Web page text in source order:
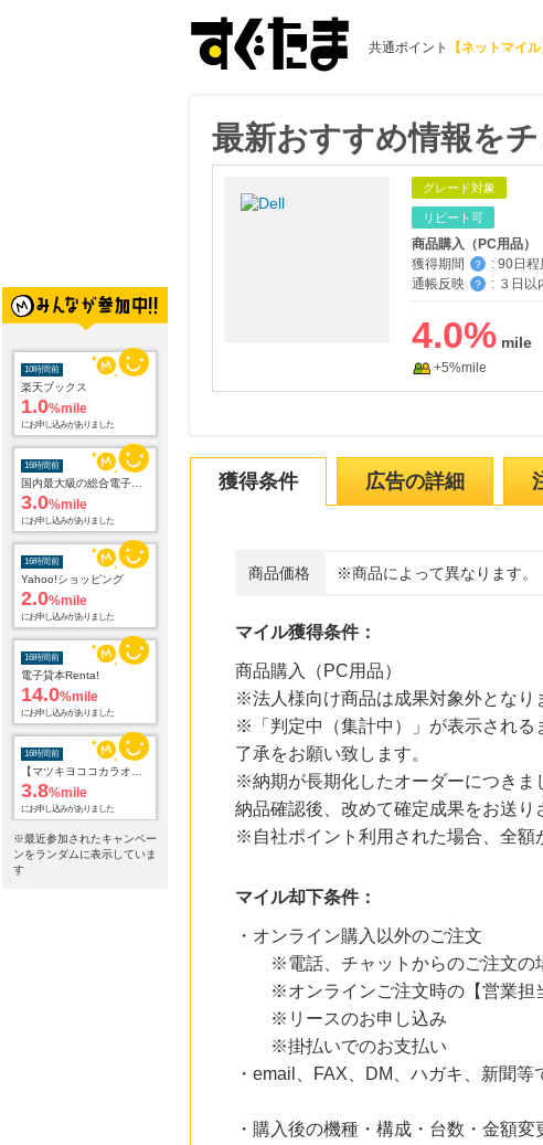
共通ポイント 【ネットマイル
10時間前
楽天ブックス
1.0%mile
16時間前
3.0 %mile
にお申し込みがありました
16時間前
Yahoo!ショッピング
2.0 %mile
にお申し込みがありました
16時間前
電子貸本Renta!
14.0%mile
にお申し込みがありました
16時間前
3.8 %mile
にお申し込みがありました
16時間前
1.0 %mile
にお申し込みがありました
16時間前
※最近参加されたキャンペー
ンをランダムに表示していま
す
最新おすすめ情報をチ
グレード対象
リピート可
商品購入（PC用品）
獲得期間
？ : 90日程
通帳反映
？ : ３日以
4.0%
+5%mile
獲得条件 広告の詳細
商品価格 ※商品によって異なります。
マイル獲得条件：
商品購入（PC用品）
※法人様向け商品は成果対象外となり
※「判定中（集計中）」が表示される
了承をお願い致します。
※納期が長期化したオーダーにつきま
納品確認後、改めて確定成果をお送り
※自社ポイント利用された場合、全額
マイル却下条件：
・オンライン購入以外のご注文
※電話、チャットからのご注文の
※オンラインご注文時の【営業担当
※リースのお申し込み
※掛払いでのお支払い
・email、FAX、DM、ハガキ、新聞等
・購入後の機種・構成・台数・金額変